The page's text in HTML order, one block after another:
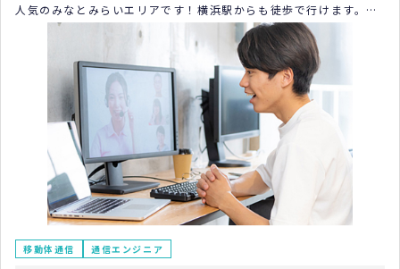
人気のみなとみらいエリアです！横浜駅からも徒歩で行けます。新
しいオフィスでやりがいのある仕事をしませんか？
移動体通信 通信エンジニア